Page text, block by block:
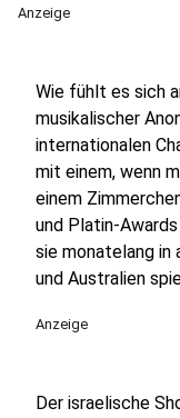
Anzeige
Wie fühlt es sich
musikalischer
internationalen
mit einem, wenn
einem
und Platin-
sie monatelang in
und Australien
Anzeige
Der israelische